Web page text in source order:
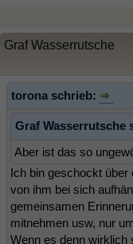
Graf Wasserrutsche
torona schrieb:
Graf Wasserrutsche
Aber ist das so
Ich bin geschockt über
von ihm bei sich
gemeinsamen
mitnehmen usw, nur
Wenn es denn wirklich